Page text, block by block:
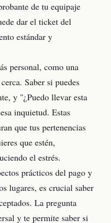
de tu equipaje
dar el ticket del
estándar y
personal, como una
Saber si puedes
y "¿Puedo llevar esta
inquietud. Estas
que tus pertenencias
que estén,
el estrés.
prácticos del pago y
lugares, es crucial saber
La pregunta
y te permite saber si